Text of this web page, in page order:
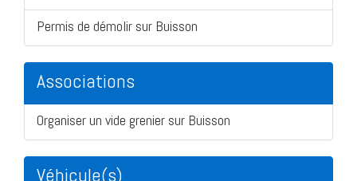
Permis de démolir sur Buisson
Associations
Organiser un vide grenier sur Buisson
Véhicule(s)